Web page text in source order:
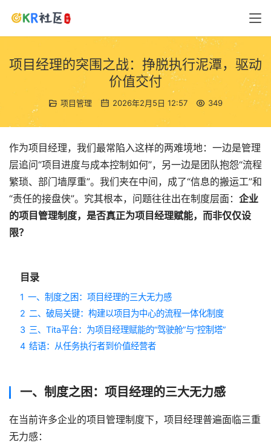
项目经理的突围之战：挣脱执行泥潭，驱动
价值交付
项目管理 2026年2月5日 12:57 349
作为项目经理，我们最常陷入这样的两难境地：一边是管理
层追问“项目进度与成本控制如何”，另一边是团队抱怨“流程
繁琐、部门墙厚重”。我们夹在中间，成了“信息的搬运工”和
“责任的接盘侠”。究其根本，问题往往出在制度层面： 企业
的项目管理制度，是否真正为项目经理赋能，而非仅仅设
限？
目录
1 一、制度之困：项目经理的三大无力感
2 二、破局关键：构建以项目为中心的流程一体化制度
3 三、Tita平台：为项目经理赋能的“驾驶舱”与“控制塔”
4 结语：从任务执行者到价值经营者
一、制度之困：项目经理的三大无力感
在当前许多企业的项目管理制度下，项目经理普遍面临三重
无力感：